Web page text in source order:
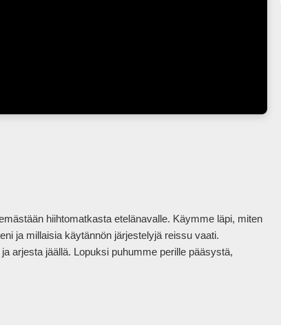
hiihtomatkasta etelänavalle. Käymme läpi, miten
ja millaisia käytännön järjestelyjä reissu vaati.
arjesta jäällä. Lopuksi puhumme perille pääsystä,